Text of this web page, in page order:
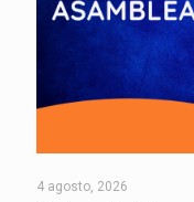
4 agosto, 2026